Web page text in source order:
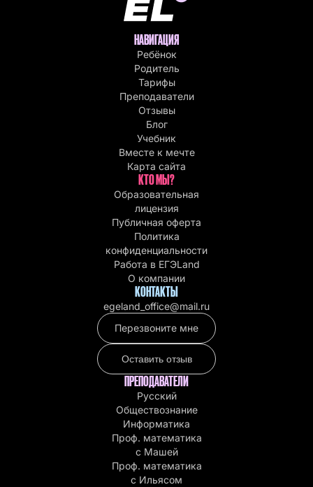
НАВИГАЦИЯ
Ребёнок
Родитель
Тарифы
Преподаватели
Отзывы
Блог
Учебник
Вместе к мечте
Карта сайта
КТО МЫ?
Образовательная
лицензия
Публичная оферта
Политика
конфиденциальности
Работа в EГЭLand
О компании
КОНТАКТЫ
egeland_office@mail.ru
Перезвоните мне
Оставить отзыв
ПРЕПОДАВАТЕЛИ
Русский
Обществознание
Информатика
Проф. математика
с Машей
Проф. математика
c Ильясом